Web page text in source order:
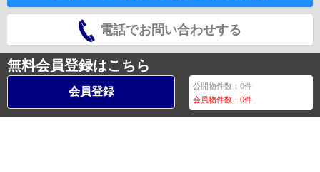
電話でお問い合わせする
無料会員登録はこちら
会員登録 公開物件数：0件
会員物件数：0件